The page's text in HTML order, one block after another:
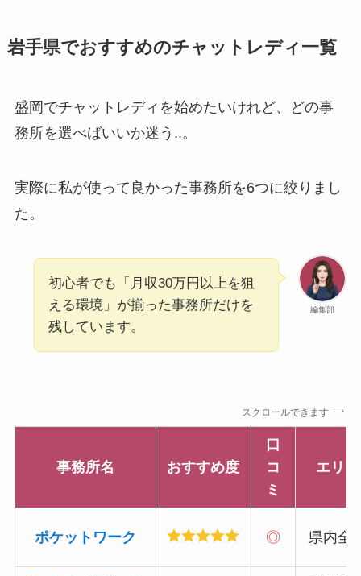
岩手県でおすすめのチャットレディ一覧
盛岡でチャットレディを始めたいけれど、どの事
務所を選べばいいか迷う..。
実際に私が使って良かった事務所を6つに絞りまし
た。
編集部
初心者でも「月収30万円以上を狙
える環境」が揃った事務所だけを
残しています。
スクロールできます
事務所名 おすすめ度
口
コ
ミ
エリア
ポケットワーク ◎ 県内全